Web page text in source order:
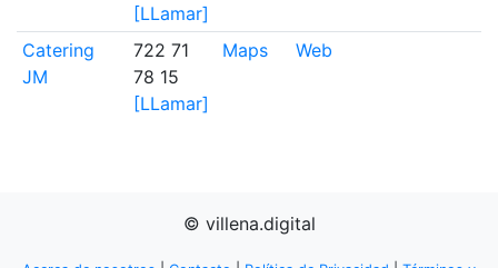
[LLamar]
Catering
JM
722 71
78 15
[LLamar]
Maps Web
© villena.digital